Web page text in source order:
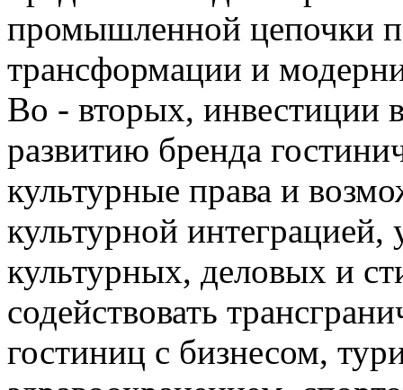
промышленной цепочки
трансформации и
Во - вторых, инвестиции
развитию бренда
культурные права и
культурной интеграцией,
культурных, деловых и
содействовать
гостиниц с бизнесом,